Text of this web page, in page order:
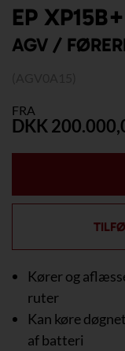
EP XP15B+
AGV /
FRA
DKK
Kører og
ruter
Kan køre
af batteri